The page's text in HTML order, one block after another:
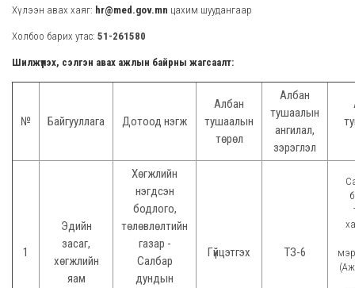
Хүлээн авах хаяг: hr@med.gov.mn цахим шуудангаар
Холбоо барих утас: 51-261580
Шилжүүлэх, сэлгэн авах ажлын байрны жагсаалт:
№ Байгууллага Дотоод нэгж
Албан
тушаалын
төрөл
Албан
тушаалын
ангилал,
зэрэглэл
1
Эдийн
засаг,
хөгжлийн
яам
Хөгжлийн
нэгдсэн
бодлого,
төлөвлөлтийн
газар -
Салбар
дундын
Гүйцэтгэх ТЗ-6